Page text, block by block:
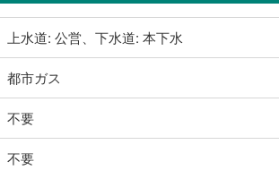
上水道: 公営、下水道: 本下水
都市ガス
不要
不要